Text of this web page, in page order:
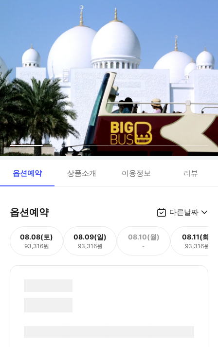
옵션예약 상품소개 이용정보 리뷰
옵션예약 다른날짜
08.08(토)
93,316원
08.09(일)
93,316원
08.10(월)
-
08.11(화)
93,316원